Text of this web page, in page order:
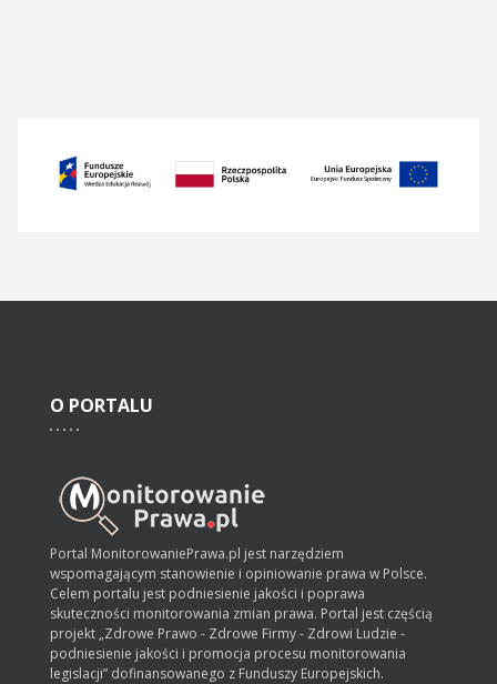
O PORTALU
Portal MonitorowaniePrawa.pl jest narzędziem
wspomagającym stanowienie i opiniowanie prawa w Polsce.
Celem portalu jest podniesienie jakości i poprawa
skuteczności monitorowania zmian prawa. Portal jest częścią
projekt „Zdrowe Prawo - Zdrowe Firmy - Zdrowi Ludzie -
podniesienie jakości i promocja procesu monitorowania
legislacji” dofinansowanego z Funduszy Europejskich.